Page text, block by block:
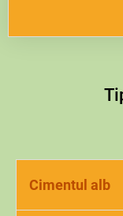
Cimentul alb